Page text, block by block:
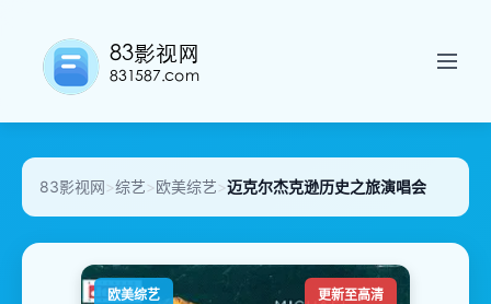
83影视网>综艺>欧美综艺>迈克尔杰克逊历史之旅演唱会
欧美综艺 更新至高清